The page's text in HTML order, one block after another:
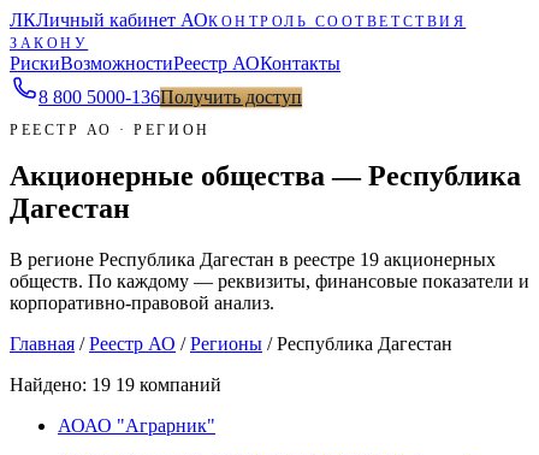
ЛКЛичный кабинет АОКОНТРОЛЬ СООТВЕТСТВИЯ
ЗАКОНУ
РискиВозможностиРеестр АОКонтакты
8 800 5000-136Получить доступ
РЕЕСТР АО · РЕГИОН
Акционерные общества — Республика
Дагестан
В регионе Республика Дагестан в реестре 19 акционерных
обществ. По каждому — реквизиты, финансовые показатели и
корпоративно-правовой анализ.
Главная /Реестр АО /Регионы /Республика Дагестан
Найдено: 19 19 компаний
АОАО "Аграрник"